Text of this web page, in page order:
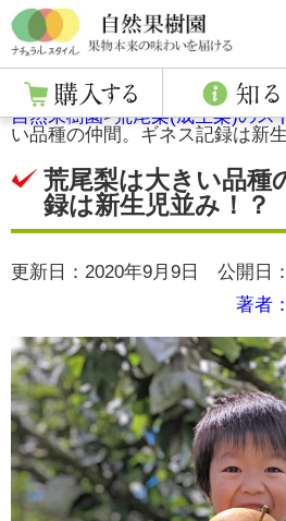
自然果樹園>荒尾梨(成生梨)のス
い品種の仲間。ギネス記録は新
荒尾梨は大きい品種
録は新生児並み！？
更新日：2020年9月9日 公開日
著者